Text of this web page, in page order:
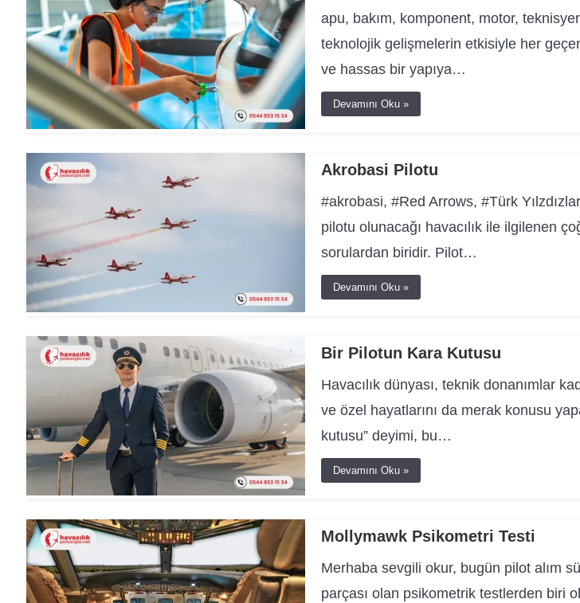
apu, bakım, komponent, motor,
teknolojik gelişmelerin etkisiyle her
ve hassas bir yapıya…
Devamını Oku »
Akrobasi Pilotu
#akrobasi, #Red Arrows, #Türk
pilotu olunacağı havacılık ile ilgilenen
sorulardan biridir. Pilot…
Devamını Oku »
Bir Pilotun Kara Kutusu
Havacılık dünyası, teknik donanımlar
ve özel hayatlarını da merak konusu
kutusu” deyimi, bu…
Devamını Oku »
Mollymawk Psikometri Testi
Merhaba sevgili okur, bugün pilot alım
parçası olan psikometrik testlerden biri